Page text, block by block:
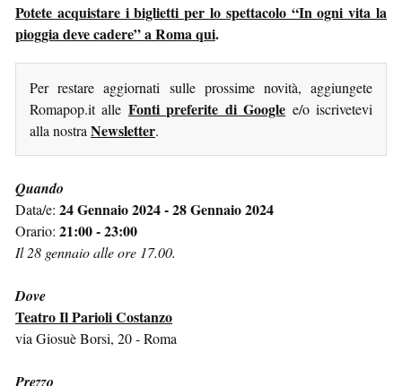
Potete acquistare i biglietti per lo spettacolo “In ogni vita la
pioggia deve cadere” a Roma qui.
Per restare aggiornati sulle prossime novità, aggiungete
Romapop.it alle Fonti preferite di Google e/o iscrivetevi
alla nostra Newsletter.
Quando
Data/e: 24 Gennaio 2024 - 28 Gennaio 2024
Orario: 21:00 - 23:00
Il 28 gennaio alle ore 17.00.
Dove
Teatro Il Parioli Costanzo
via Giosuè Borsi, 20 - Roma
Prezzo